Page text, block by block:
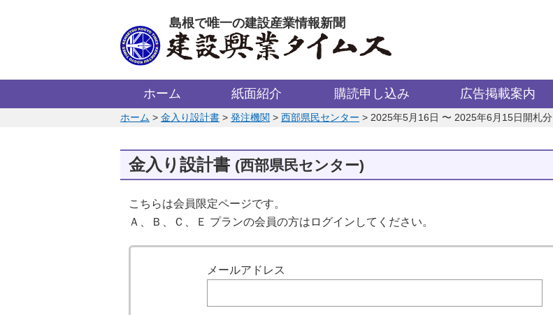
島根で唯一の建設産業情報新聞
ホーム 紙面紹介 購読申し込み 広告掲載案内
このページの位置:
ホーム > 金入り設計書 > 発注機関 > 西部県民センター > 2025年5月16日 〜 2025年6月15日開札分
金入り設計書 (西部県民センター)
こちらは会員限定ページです。
Ａ、Ｂ、Ｃ、Ｅ プランの会員の方はログインしてください。
メールアドレス